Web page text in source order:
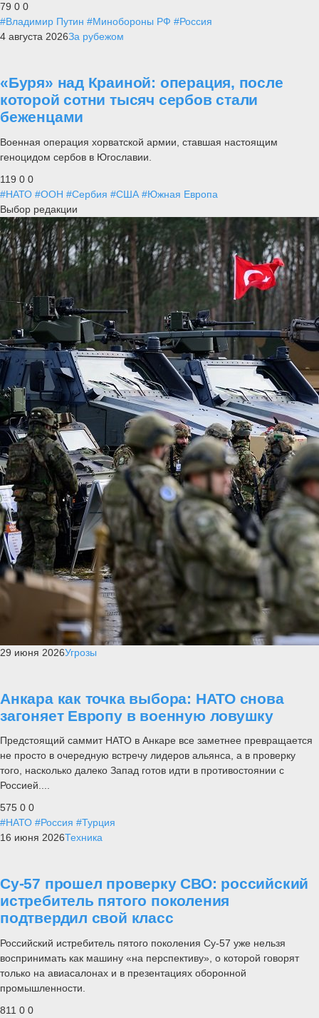
79 0 0
#Владимир Путин #Минобороны РФ #Россия
4 августа 2026За рубежом
«Буря» над Краиной: операция, после
которой сотни тысяч сербов стали
беженцами
Военная операция хорватской армии, ставшая настоящим
геноцидом сербов в Югославии.
119 0 0
#НАТО #ООН #Сербия #США #Южная Европа
Выбор редакции
29 июня 2026Угрозы
Анкара как точка выбора: НАТО снова
загоняет Европу в военную ловушку
Предстоящий саммит НАТО в Анкаре все заметнее превращается
не просто в очередную встречу лидеров альянса, а в проверку
того, насколько далеко Запад готов идти в противостоянии с
Россией....
575 0 0
#НАТО #Россия #Турция
16 июня 2026Техника
Су-57 прошел проверку СВО: российский
истребитель пятого поколения
подтвердил свой класс
Российский истребитель пятого поколения Су-57 уже нельзя
воспринимать как машину «на перспективу», о которой говорят
только на авиасалонах и в презентациях оборонной
промышленности.
811 0 0